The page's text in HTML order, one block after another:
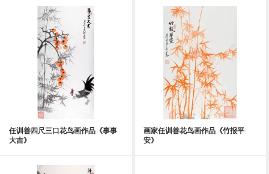
任训善四尺三口花鸟画作品《事事
大吉》
画家任训善花鸟画作品《竹报平
安》